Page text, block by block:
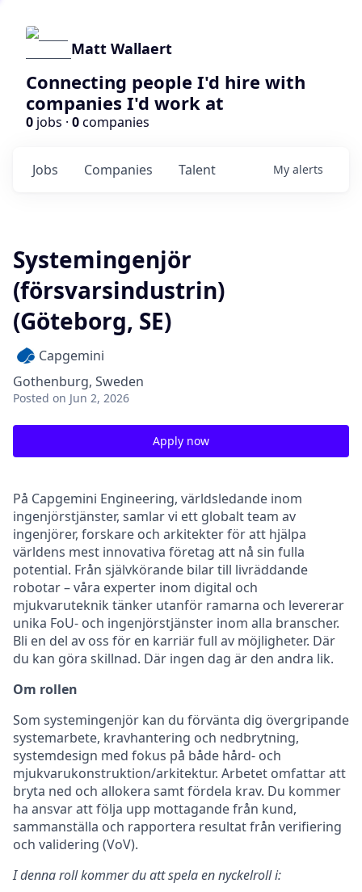
Matt Wallaert
Connecting people I'd hire with
companies I'd work at
0 jobs · 0companies
Jobs Companies Talent My alerts
Systemingenjör
(försvarsindustrin)
(Göteborg, SE)
Capgemini
Gothenburg, Sweden
Posted on Jun 2, 2026
Apply now
På Capgemini Engineering, världsledande inom
ingenjörstjänster, samlar vi ett globalt team av
ingenjörer, forskare och arkitekter för att hjälpa
världens mest innovativa företag att nå sin fulla
potential. Från självkörande bilar till livräddande
robotar – våra experter inom digital och
mjukvaruteknik tänker utanför ramarna och levererar
unika FoU- och ingenjörstjänster inom alla branscher.
Bli en del av oss för en karriär full av möjligheter. Där
du kan göra skillnad. Där ingen dag är den andra lik.
Om rollen
Som systemingenjör kan du förvänta dig övergripande
systemarbete, kravhantering och nedbrytning,
systemdesign med fokus på både hård- och
mjukvarukonstruktion/arkitektur. Arbetet omfattar att
bryta ned och allokera samt fördela krav. Du kommer
ha ansvar att följa upp mottagande från kund,
sammanställa och rapportera resultat från verifiering
och validering (VoV).
I denna roll kommer du att spela en nyckelroll i: